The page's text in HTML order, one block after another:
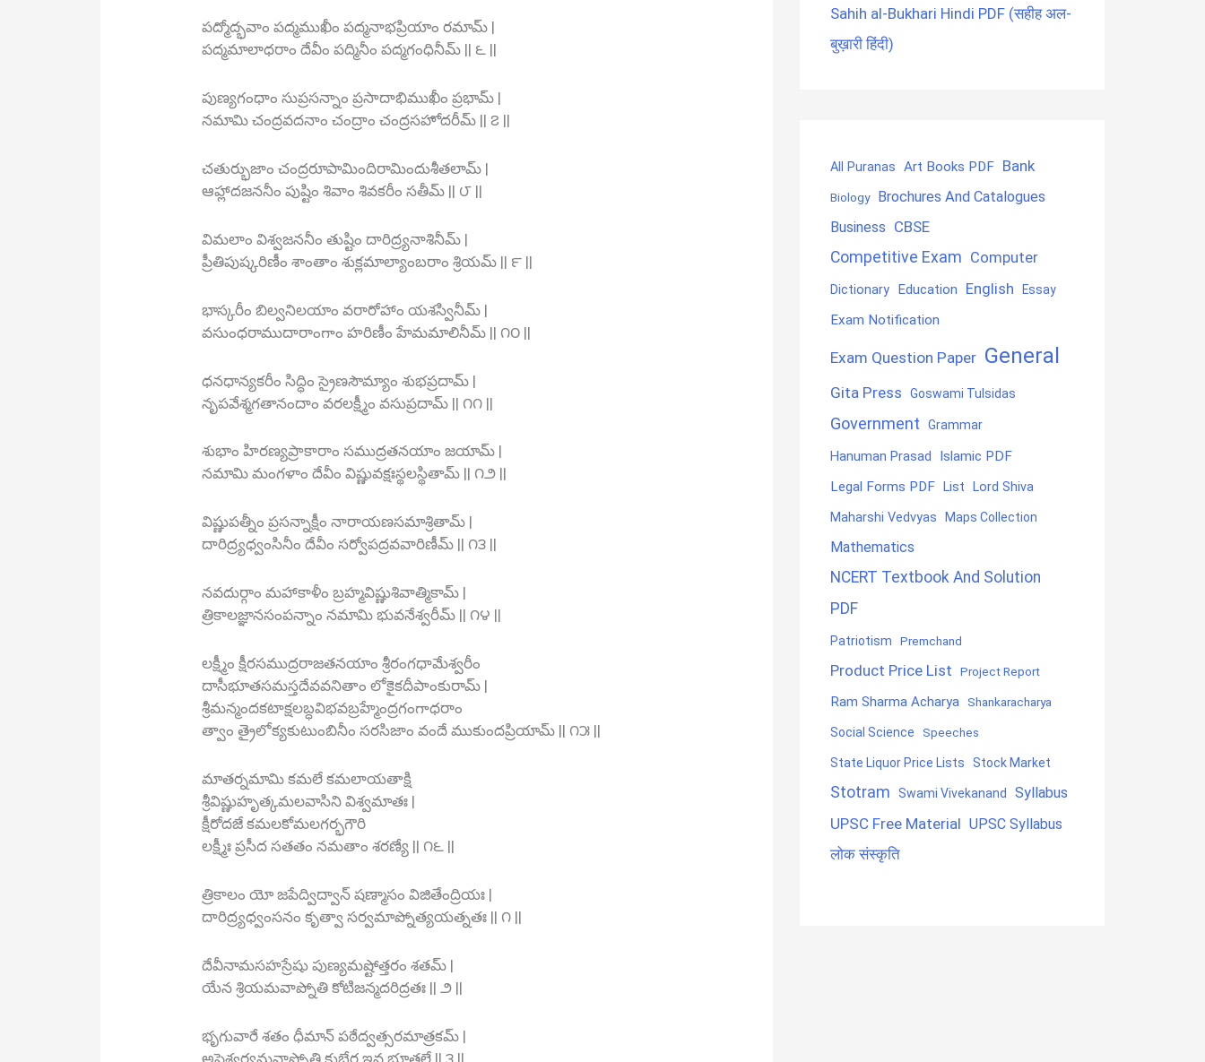
పద్మోద్భవాం పద్మముఖీం పద్మనాభప్రియాం రమామ్ |
పద్మమాలాధరాం దేవీం పద్మినీం పద్మగంధినీమ్ || ౬ ||
పుణ్యగంధాం సుప్రసన్నాం ప్రసాదాభిముఖీం ప్రభామ్ |
నమామి చంద్రవదనాం చంద్రాం చంద్రసహోదరీమ్ || ౭ ||
చతుర్భుజాం చంద్రరూపామిందిరామిందుశీతలామ్ |
ఆహ్లాదజననీం పుష్టిం శివాం శివకరీం సతీమ్ || ౮ ||
విమలాం విశ్వజననీం తుష్టిం దారిద్ర్యనాశినీమ్ |
ప్రీతిపుష్కరిణీం శాంతాం శుక్లమాల్యాంబరాం శ్రియమ్ || ౯ ||
భాస్కరీం బిల్వనిలయాం వరారోహాం యశస్వినీమ్ |
వసుంధరాముదారాంగాం హరిణీం హేమమాలినీమ్ || ౧౦ ||
ధనధాన్యకరీం సిద్ధిం స్రైణసౌమ్యాం శుభప్రదామ్ |
నృపవేశ్మగతానందాం వరలక్ష్మీం వసుప్రదామ్ || ౧౧ ||
శుభాం హిరణ్యప్రాకారాం సముద్రతనయాం జయామ్ |
నమామి మంగళాం దేవీం విష్ణువక్షఃస్థలస్థితామ్ || ౧౨ ||
విష్ణుపత్నీం ప్రసన్నాక్షీం నారాయణసమాశ్రితామ్ |
దారిద్ర్యధ్వంసినీం దేవీం సర్వోపద్రవవారిణీమ్ || ౧౩ ||
నవదుర్గాం మహాకాళీం బ్రహ్మవిష్ణుశివాత్మికామ్ |
త్రికాలజ్ఞానసంపన్నాం నమామి భువనేశ్వరీమ్ || ౧౪ ||
లక్ష్మీం క్షీరసముద్రరాజతనయాం శ్రీరంగధామేశ్వరీం
దాసీభూతసమస్తదేవవనితాం లోకైకదీపాంకురామ్ |
శ్రీమన్మందకటాక్షలబ్ధవిభవబ్రహ్మేంద్రగంగాధరాం
త్వాం త్రైలోక్యకుటుంబినీం సరసిజాం వందే ముకుందప్రియామ్ || ౧౫ ||
మాతర్నమామి కమలే కమలాయతాక్షి
శ్రీవిష్ణుహృత్కమలవాసిని విశ్వమాతః |
క్షీరోదజే కమలకోమలగర్భగౌరి
లక్ష్మీః ప్రసీద సతతం నమతాం శరణ్యే || ౧౬ ||
త్రికాలం యో జపేద్విద్వాన్ షణ్మాసం విజితేంద్రియః |
దారిద్ర్యధ్వంసనం కృత్వా సర్వమాప్నోత్యయత్నతః || ౧ ||
దేవీనామసహస్రేషు పుణ్యమష్టోత్తరం శతమ్ |
యేన శ్రియమవాప్నోతి కోటిజన్మదరిద్రతః || ౨ ||
భృగువారే శతం ధీమాన్ పఠేద్వత్సరమాత్రకమ్ |
అష్టైశ్వర్యమవాప్నోతి కుబేర ఇవ భూతలే || ౩ ||
Sahih al-Bukhari Hindi PDF (सहीह अल-
बुख़ारी हिंदी)
All Puranas Art Books PDF Bank
Biology
Brochures And Catalogues
Business CBSE
Competitive Exam Computer
Dictionary Education English Essay
Exam Notification
Exam Question Paper General
Gita Press Goswami Tulsidas
Government Grammar
Hanuman Prasad
Islamic PDF
Legal Forms PDF List Lord Shiva
Maharshi Vedvyas Maps Collection
Mathematics
NCERT Textbook And Solution
PDF
Patriotism Premchand
Product Price List Project Report
Ram Sharma Acharya Shankaracharya
Social Science Speeches
State Liquor Price Lists Stock Market
Stotram Swami Vivekanand Syllabus
UPSC Free Material UPSC Syllabus
लोक संस्कृति